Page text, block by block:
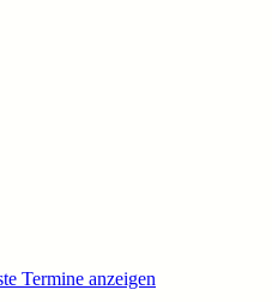
Termine anzeigen